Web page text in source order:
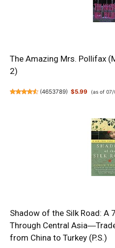
The Amazing Mrs. Pollifax
2)
(4653789) $5.99 (as of 07/
Shadow of the Silk Road: A
Through Central
from China to Turkey (P.S.)